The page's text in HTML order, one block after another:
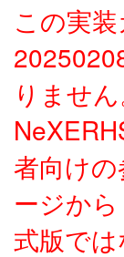
この実
りませ
者向け
ージか
式版で